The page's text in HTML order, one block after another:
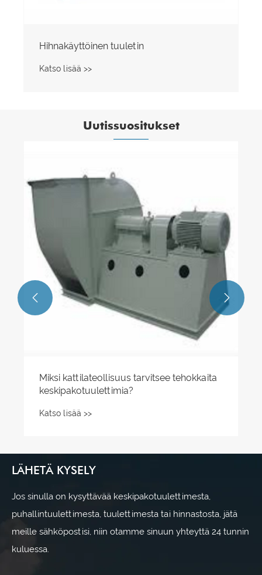
Teollinen korkeapainepuhallin
Katso lisää >>
Uutissuositukset
C-tyypin keskipakotuuletin takaa
luotettavan suorituskyvyn teollisissa
ilmanvaihtosovelluksissa
 
LÄHETÄ KYSELY
Jos sinulla on kysyttävää keskipakotuulettimesta,
puhallintuulettimesta, tuulettimesta tai hinnastosta, jätä
meille sähköpostisi, niin otamme sinuun yhteyttä 24 tunnin
kuluessa.